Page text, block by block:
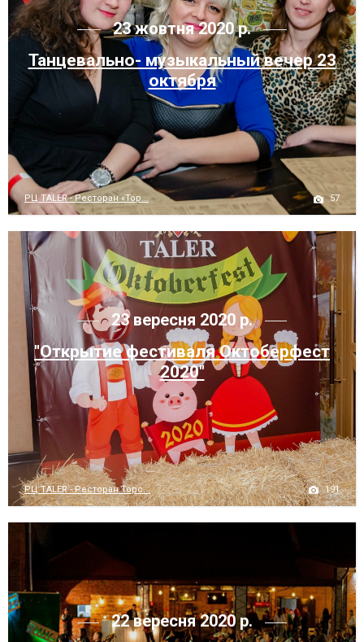
23 жовтня 2020 р.
Танцевально- музыкальный вечер 23
октября
РЦ TALER - Ресторан «Тор... 57
23 вересня 2020 р.
"Открытие фестиваля Октоберфест
2020"
РЦ TALER - Ресторан Торс... 191
22 вересня 2020 р.